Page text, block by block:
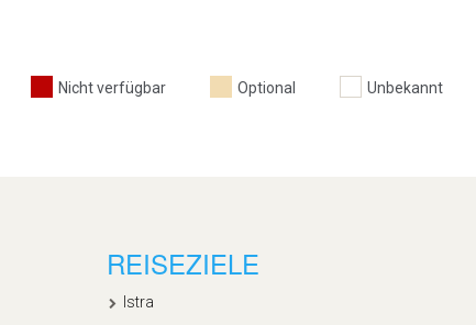
Nicht verfügbar Optional Unbekannt
REISEZIELE
Istra